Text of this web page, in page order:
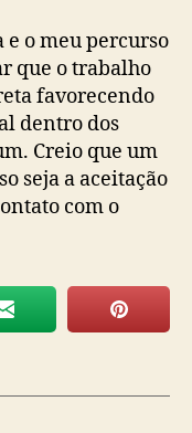
o meu percurso
que o trabalho
favorecendo
dentro dos
Creio que um
seja a aceitação
com o